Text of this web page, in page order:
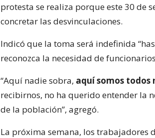
protesta se realiza porque este 30 de
concretar las desvinculaciones.
Indicó que la toma será indefinida
reconozca la necesidad de
“Aquí nadie sobra, aquí somos todos
recibirnos, no ha querido entender la
de la población”, agregó.
La próxima semana, los trabajadores